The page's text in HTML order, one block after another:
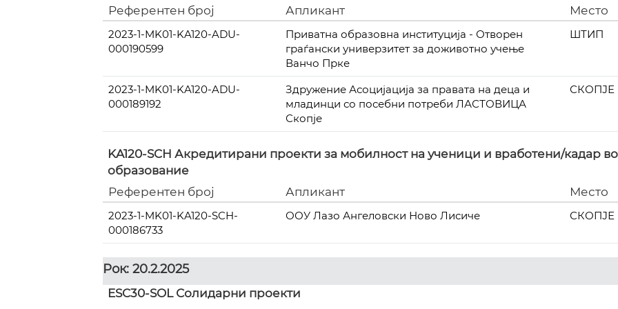
Референтен број Апликант Место
2023-1-MK01-KA120-ADU-
000190599
Приватна образовна институција - Отворен
граѓански универзитет за доживотно учење
Ванчо Прке
ШТИП
2023-1-MK01-KA120-ADU-
000189192
Здружение Асоцијација за правата на деца и
младинци со посебни потреби ЛАСТОВИЦА
Скопје
СКОПЈЕ
KA120-SCH Акредитирани проекти за мобилност на ученици и вработени/кадар
образование
Референтен број
Апликант Место
2023-1-MK01-KA120-SCH-
000186733
ООУ Лазо Ангеловски Ново Лисиче СКОПЈЕ
Рок: 20.2.2025
ESC30-SOL Солидарни проекти